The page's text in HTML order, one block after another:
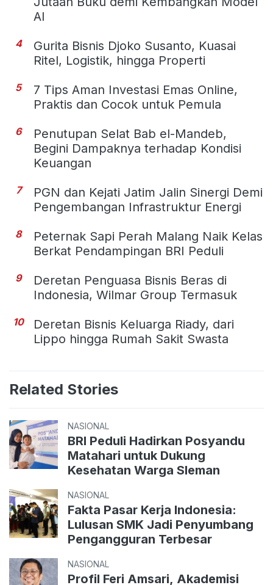
AI
4
Gurita Bisnis Djoko Susanto, Kuasai
Ritel, Logistik, hingga Properti
5
7 Tips Aman Investasi Emas Online,
Praktis dan Cocok untuk Pemula
6
Penutupan Selat Bab el-Mandeb,
Begini Dampaknya terhadap Kondisi
Keuangan
7
PGN dan Kejati Jatim Jalin Sinergi Demi
Pengembangan Infrastruktur Energi
8
Peternak Sapi Perah Malang Naik Kelas
Berkat Pendampingan BRI Peduli
9
Deretan Penguasa Bisnis Beras di
Indonesia, Wilmar Group Termasuk
10
Deretan Bisnis Keluarga Riady, dari
Lippo hingga Rumah Sakit Swasta
Related Stories
NASIONAL
BRI Peduli Hadirkan Posyandu
Matahari untuk Dukung
Kesehatan Warga Sleman
NASIONAL
Fakta Pasar Kerja Indonesia:
Lulusan SMK Jadi Penyumbang
Pengangguran Terbesar
NASIONAL
Profil Feri Amsari, Akademisi